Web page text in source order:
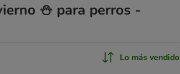
⛄ para perros -
Lo más vendido